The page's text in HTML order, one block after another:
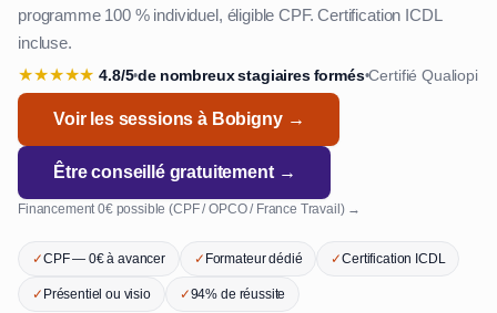
programme 100 % individuel, éligible CPF. Certification ICDL
incluse.
★★★★★ 4.8/5•de nombreux stagiaires formés•Certifié Qualiopi
Voir les sessions à Bobigny →
Être conseillé gratuitement →
Financement 0€ possible (CPF / OPCO / France Travail) →
✓CPF — 0€ à avancer ✓Formateur dédié ✓Certification ICDL
✓Présentiel ou visio ✓94% de réussite